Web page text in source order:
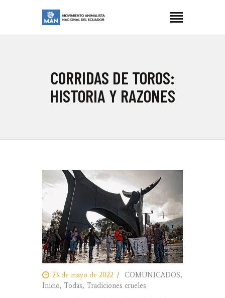
CORRIDAS DE TOROS:
HISTORIA Y RAZONES
MOVIMIENTO ANIMALISTA NACIONAL ECUADOR
INICIO
NOSOTRES
LUCHAS
23 de mayo de 2022 COMUNICADOS,
Inicio, Todas, Tradiciones crueles